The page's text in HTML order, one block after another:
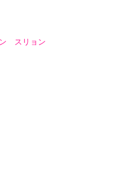
スリョン